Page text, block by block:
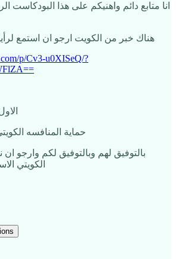
انا متابع دائم واهنيكم على هذا البودكاست
هناك خبر من الكويت ارجو ان استمع
p/Cv3-u0XISeQ/?
حماية المنافسه
بالتوفيق لهم وبالتوفيق لكم وارجو
الكويتي